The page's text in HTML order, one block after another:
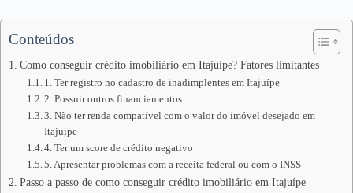
Conteúdos
Como conseguir crédito imobiliário em Itajuípe? Fatores limitantes
1. Ter registro no cadastro de inadimplentes em Itajuípe
2. Possuir outros financiamentos
3. Não ter renda compatível com o valor do imóvel desejado em
Itajuípe
4. Ter um score de crédito negativo
5. Apresentar problemas com a receita federal ou com o INSS
Passo a passo de como conseguir crédito imobiliário em Itajuípe